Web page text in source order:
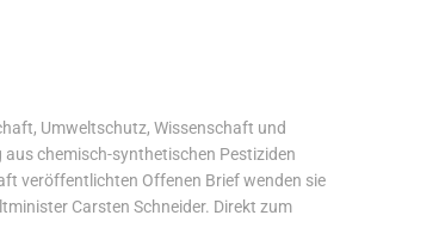
Umweltschutz, Wissenschaft und
chemisch-synthetischen Pestiziden
veröffentlichten Offenen Brief wenden sie
Carsten Schneider. Direkt zum